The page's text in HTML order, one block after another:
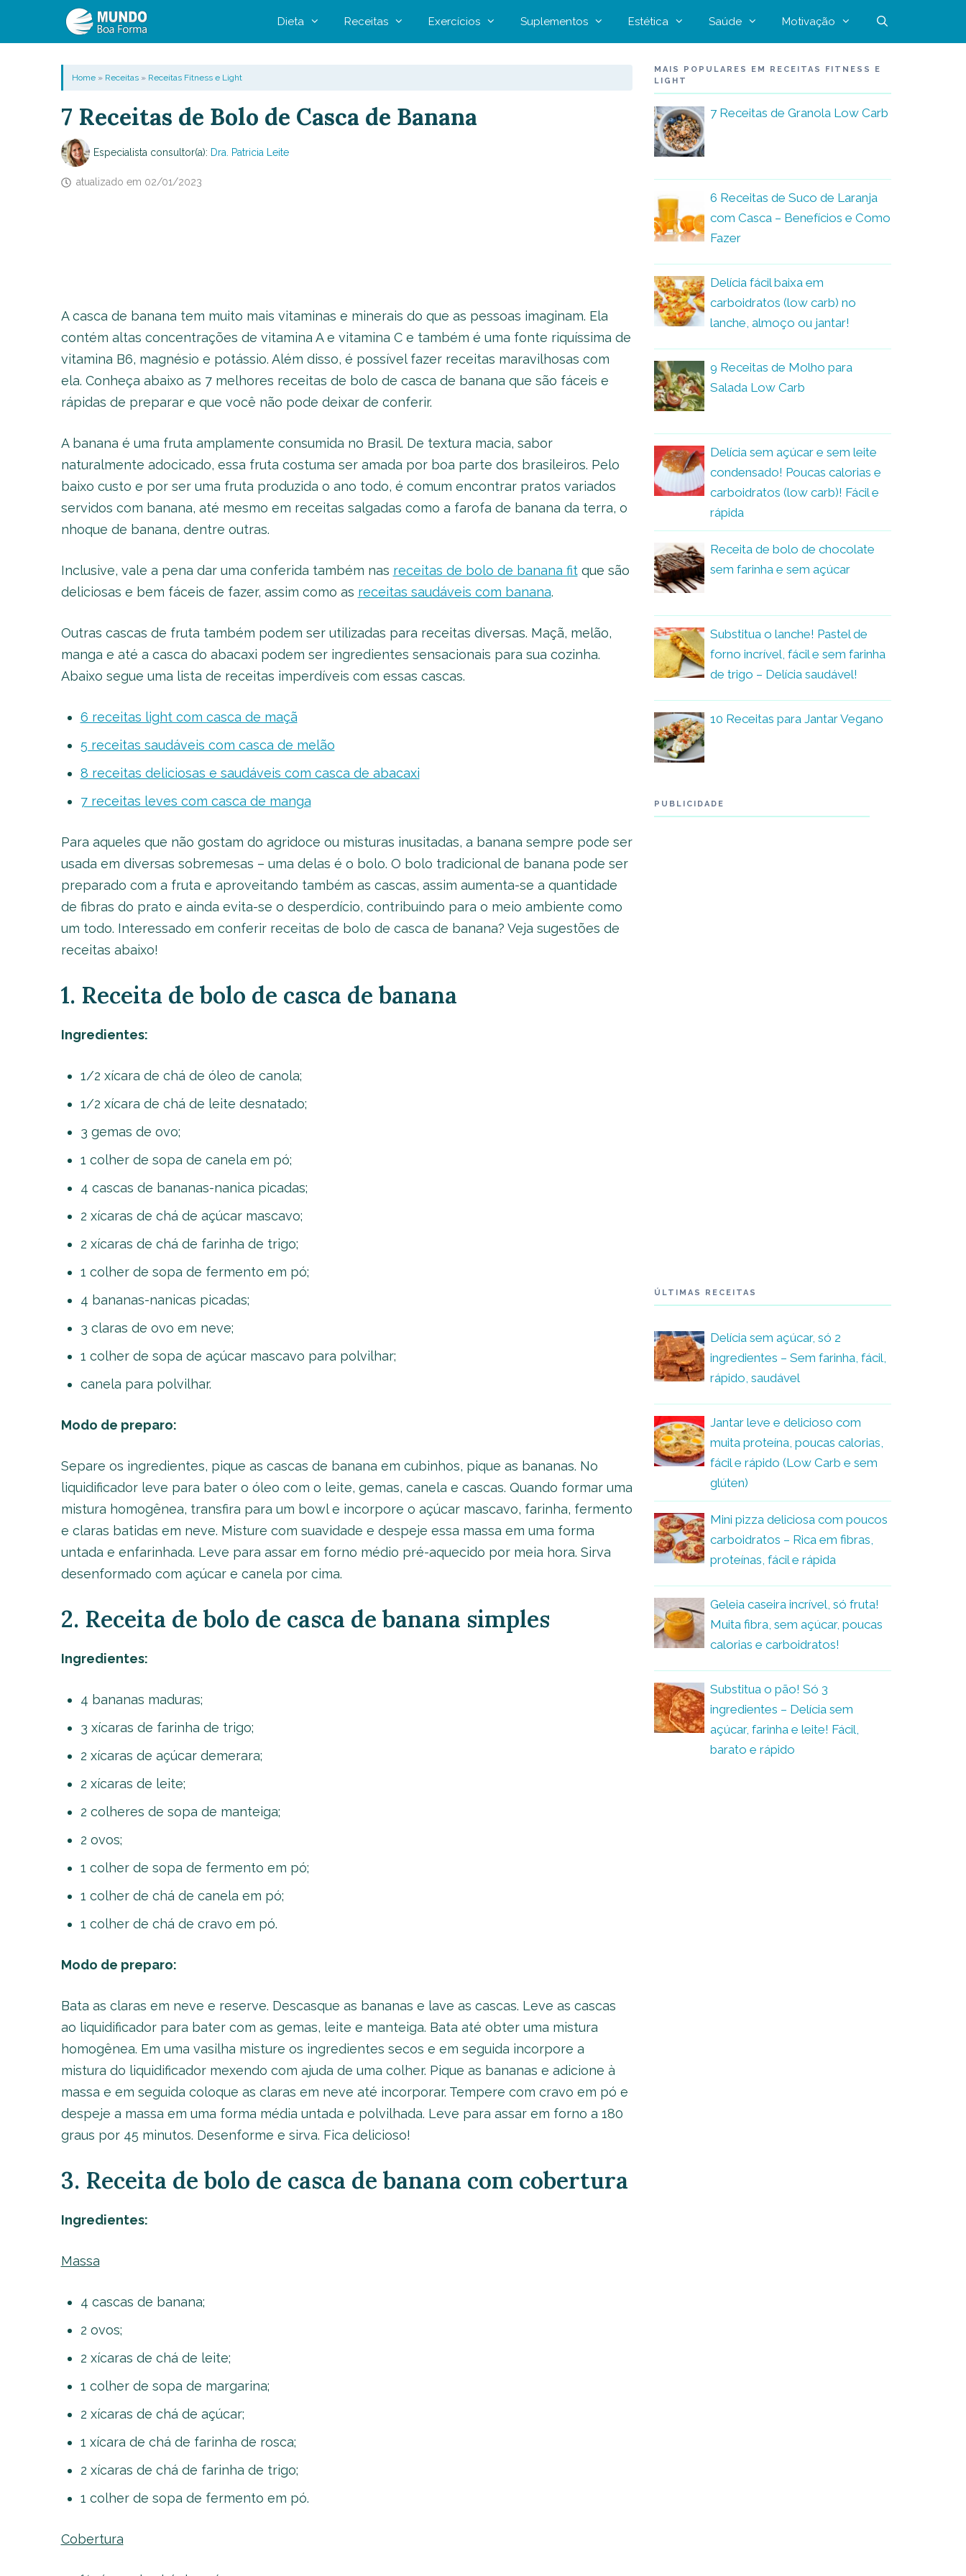
Dieta Receitas Exercícios Suplementos Estética Saúde Motivação
Home» Receitas» Receitas Fitness e Light
7 Receitas de Bolo de Casca de Banana
Especialista consultor(a): Dra. Patricia Leite
atualizado em 02/01/2023
A casca de banana tem muito mais vitaminas e minerais do que as pessoas imaginam. Ela
contém altas concentrações de vitamina A e vitamina C e também é uma fonte riquíssima de
vitamina B6, magnésio e potássio. Além disso, é possível fazer receitas maravilhosas com
ela. Conheça abaixo as 7 melhores receitas de bolo de casca de banana que são fáceis e
rápidas de preparar e que você não pode deixar de conferir.
A banana é uma fruta amplamente consumida no Brasil. De textura macia, sabor
naturalmente adocicado, essa fruta costuma ser amada por boa parte dos brasileiros. Pelo
baixo custo e por ser uma fruta produzida o ano todo, é comum encontrar pratos variados
servidos com banana, até mesmo em receitas salgadas como a farofa de banana da terra, o
nhoque de banana, dentre outras.
Inclusive, vale a pena dar uma conferida também nas receitas de bolo de banana fitque são
deliciosas e bem fáceis de fazer, assim como as receitas saudáveis com banana.
Outras cascas de fruta também podem ser utilizadas para receitas diversas. Maçã, melão,
manga e até a casca do abacaxi podem ser ingredientes sensacionais para sua cozinha.
Abaixo segue uma lista de receitas imperdíveis com essas cascas.
6 receitas light com casca de maçã
5 receitas saudáveis com casca de melão
8 receitas deliciosas e saudáveis com casca de abacaxi
7 receitas leves com casca de manga
Para aqueles que não gostam do agridoce ou misturas inusitadas, a banana sempre pode ser
usada em diversas sobremesas – uma delas é o bolo. O bolo tradicional de banana pode ser
preparado com a fruta e aproveitando também as cascas, assim aumenta-se a quantidade
de fibras do prato e ainda evita-se o desperdício, contribuindo para o meio ambiente como
um todo. Interessado em conferir receitas de bolo de casca de banana? Veja sugestões de
receitas abaixo!
1. Receita de bolo de casca de banana
Ingredientes:
1/2 xícara de chá de óleo de canola;
1/2 xícara de chá de leite desnatado;
3 gemas de ovo;
1 colher de sopa de canela em pó;
4 cascas de bananas-nanica picadas;
2 xícaras de chá de açúcar mascavo;
2 xícaras de chá de farinha de trigo;
1 colher de sopa de fermento em pó;
4 bananas-nanicas picadas;
3 claras de ovo em neve;
1 colher de sopa de açúcar mascavo para polvilhar;
canela para polvilhar.
Modo de preparo:
Separe os ingredientes, pique as cascas de banana em cubinhos, pique as bananas. No
liquidificador leve para bater o óleo com o leite, gemas, canela e cascas. Quando formar uma
mistura homogênea, transfira para um bowl e incorpore o açúcar mascavo, farinha, fermento
e claras batidas em neve. Misture com suavidade e despeje essa massa em uma forma
untada e enfarinhada. Leve para assar em forno médio pré-aquecido por meia hora. Sirva
desenformado com açúcar e canela por cima.
2. Receita de bolo de casca de banana simples
Ingredientes:
4 bananas maduras;
3 xícaras de farinha de trigo;
2 xícaras de açúcar demerara;
2 xícaras de leite;
2 colheres de sopa de manteiga;
2 ovos;
1 colher de sopa de fermento em pó;
1 colher de chá de canela em pó;
1 colher de chá de cravo em pó.
Modo de preparo:
Bata as claras em neve e reserve. Descasque as bananas e lave as cascas. Leve as cascas
ao liquidificador para bater com as gemas, leite e manteiga. Bata até obter uma mistura
homogênea. Em uma vasilha misture os ingredientes secos e em seguida incorpore a
mistura do liquidificador mexendo com ajuda de uma colher. Pique as bananas e adicione à
massa e em seguida coloque as claras em neve até incorporar. Tempere com cravo em pó e
despeje a massa em uma forma média untada e polvilhada. Leve para assar em forno a 180
graus por 45 minutos. Desenforme e sirva. Fica delicioso!
3. Receita de bolo de casca de banana com cobertura
Ingredientes:
Massa
4 cascas de banana;
2 ovos;
2 xícaras de chá de leite;
1 colher de sopa de margarina;
2 xícaras de chá de açúcar;
1 xícara de chá de farinha de rosca;
2 xícaras de chá de farinha de trigo;
1 colher de sopa de fermento em pó.
Cobertura
MAIS POPULARES EM RECEITAS FITNESS E
LIGHT
7 Receitas de Granola Low Carb
6 Receitas de Suco de Laranja
com Casca – Benefícios e Como
Fazer
Delícia fácil baixa em
carboidratos (low carb) no
lanche, almoço ou jantar!
9 Receitas de Molho para
Salada Low Carb
Delícia sem açúcar e sem leite
condensado! Poucas calorias e
carboidratos (low carb)! Fácil e
rápida
Receita de bolo de chocolate
sem farinha e sem açúcar
Substitua o lanche! Pastel de
forno incrível, fácil e sem farinha
de trigo – Delícia saudável!
10 Receitas para Jantar Vegano
PUBLICIDADE
ÚLTIMAS RECEITAS
Delícia sem açúcar, só 2
ingredientes – Sem farinha, fácil,
rápido, saudável
Jantar leve e delicioso com
muita proteína, poucas calorias,
fácil e rápido (Low Carb e sem
glúten)
Mini pizza deliciosa com poucos
carboidratos – Rica em fibras,
proteínas, fácil e rápida
Geleia caseira incrível, só fruta!
Muita fibra, sem açúcar, poucas
calorias e carboidratos!
Substitua o pão! Só 3
ingredientes – Delícia sem
açúcar, farinha e leite! Fácil,
barato e rápido